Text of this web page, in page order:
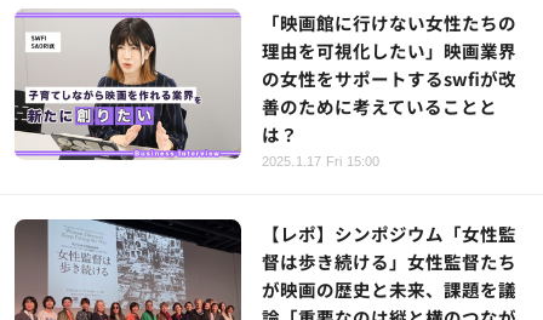
「映画館に行けない女性たちの
理由を可視化したい」映画業界
の女性をサポートするswfiが改
善のために考えていることと
は？
2025.1.17 Fri 15:00
【レポ】シンポジウム「女性監
督は歩き続ける」女性監督たち
が映画の歴史と未来、課題を議